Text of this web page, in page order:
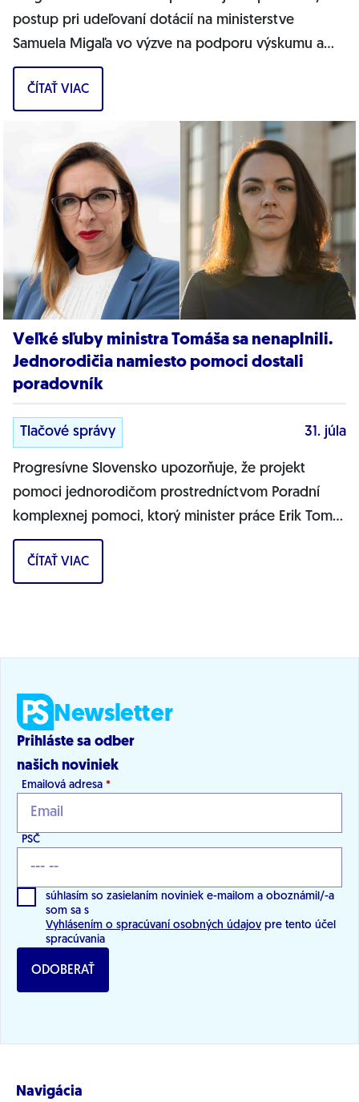
postup pri udeľovaní dotácií na ministerstve
Samuela Migaľa vo výzve na podporu výskumu a
vývoja v oblasti digitálnej transformácie...
ČÍTAŤ VIAC
Veľké sľuby ministra Tomáša sa nenaplnili.
Jednorodičia namiesto pomoci dostali
poradovník
Tlačové správy 31. júla
Progresívne Slovensko upozorňuje, že projekt
pomoci jednorodičom prostredníctvom Poradní
komplexnej pomoci, ktorý minister práce Erik Tomáš
predstavil ako zásadnú pomoc pre osamelých...
ČÍTAŤ VIAC
Newsletter
Prihláste sa odber
našich noviniek
Emailová adresa *
PSČ
súhlasím so zasielaním noviniek e-mailom a oboznámil/-a
som sa s
Vyhlásením o spracúvaní osobných údajov pre tento účel
spracúvania
ODOBERAŤ
Navigácia